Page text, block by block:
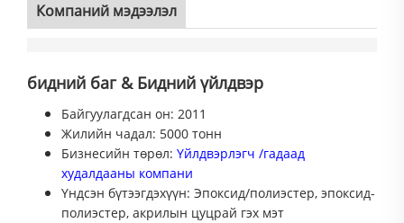
Компаний мэдээлэл
бидний баг & Бидний үйлдвэр
Байгуулагдсан он: 2011
Жилийн чадал: 5000 тонн
Бизнесийн төрөл: Үйлдвэрлэгч /гадаад
худалдааны компани
Үндсэн бүтээгдэхүүн: Эпоксид/полиэстер, эпоксид-
полиэстер, акрилын цуцрай гэх мэт